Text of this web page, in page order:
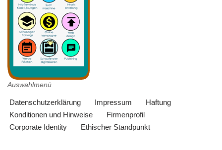
Auswahlmenü
Datenschutzerklärung Impressum
Haftung
Konditionen und Hinweise
Firmenprofil
Corporate Identity
Ethischer Standpunkt